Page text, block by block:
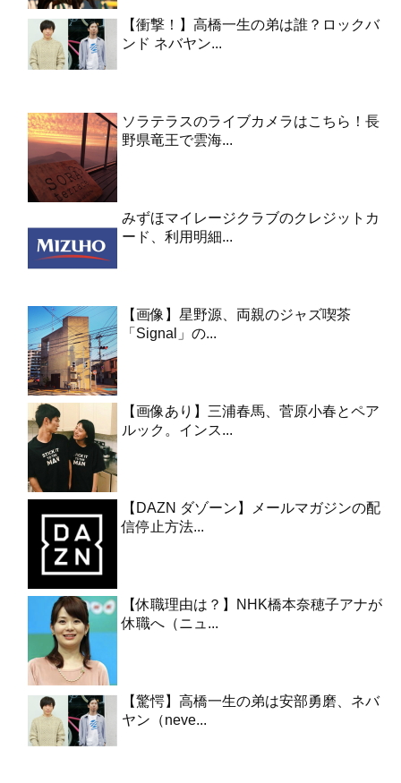
【衝撃！】高橋一生の弟は誰？ロックバ
ンド ネバヤン...
ソラテラスのライブカメラはこちら！長
野県竜王で雲海...
みずほマイレージクラブのクレジットカ
ード、利用明細...
【画像】星野源、両親のジャズ喫茶
「Signal」の...
【画像あり】三浦春馬、菅原小春とペア
ルック。インス...
【DAZN ダゾーン】メールマガジンの配
信停止方法...
【休職理由は？】NHK橋本奈穂子アナが
休職へ（ニュ...
【驚愕】高橋一生の弟は安部勇磨、ネバ
ヤン（neve...